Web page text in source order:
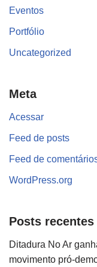
Eventos
Portfólio
Uncategorized
Meta
Acessar
Feed de posts
Feed de
WordPress.org
Posts recentes
Ditadura No Ar
movimento pró-